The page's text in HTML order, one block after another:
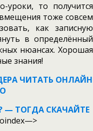
уроки, то получится
тоже совсем
как записную
в определённый
нюансах. Хорошая
знания!
ЧИТАТЬ ОНЛАЙН
— ТОГДА СКАЧАЙТЕ